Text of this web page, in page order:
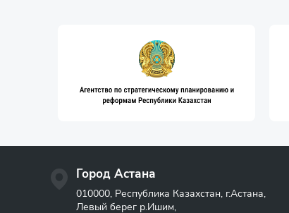
Город Астана
010000, Республика Казахстан, г.Астана,
Левый берег р.Ишим,